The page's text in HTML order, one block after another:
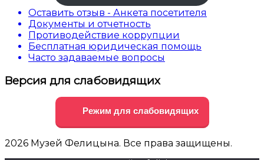
Оставить отзыв - Анкета посетителя
Документы и отчетность
Противодействие коррупции
Бесплатная юридическая помощь
Часто задаваемые вопросы
Версия для слабовидящих
Режим для слабовидящих
2026 Музей Фелицына. Все права защищены.